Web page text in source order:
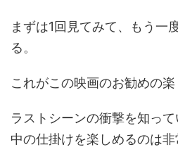
まずは1回見てみて、もう一
る。
これがこの映画のお勧めの楽
ラストシーンの衝撃を知っ
中の仕掛けを楽しめるのは非